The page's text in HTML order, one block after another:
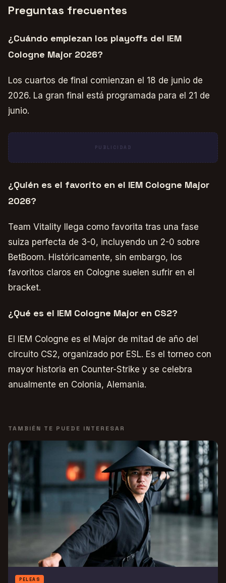
Preguntas frecuentes
¿Cuándo empiezan los playoffs del IEM
Cologne Major 2026?
Los cuartos de final comienzan el 18 de junio de
2026. La gran final está programada para el 21 de
junio.
PUBLICIDAD
¿Quién es el favorito en el IEM Cologne Major
2026?
Team Vitality llega como favorita tras una fase
suiza perfecta de 3-0, incluyendo un 2-0 sobre
BetBoom. Históricamente, sin embargo, los
favoritos claros en Cologne suelen sufrir en el
bracket.
¿Qué es el IEM Cologne Major en CS2?
El IEM Cologne es el Major de mitad de año del
circuito CS2, organizado por ESL. Es el torneo con
mayor historia en Counter-Strike y se celebra
anualmente en Colonia, Alemania.
TAMBIÉN TE PUEDE INTERESAR
PELEAS